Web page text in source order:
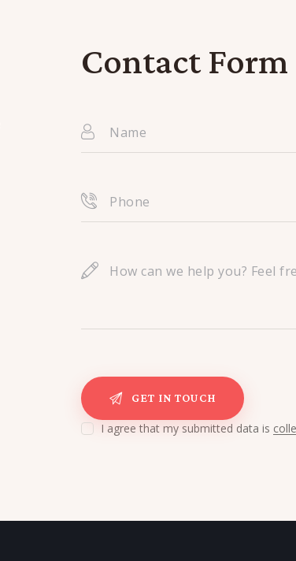
Contact Form
I agree that my submitted data is